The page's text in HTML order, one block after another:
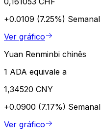
+0.0109 (7.25%) Semanal
Ver gráfico
Yuan Renminbi chinês
1 ADA equivale a
1,34520 CNY
+0.0900 (7.17%) Semanal
Ver gráfico